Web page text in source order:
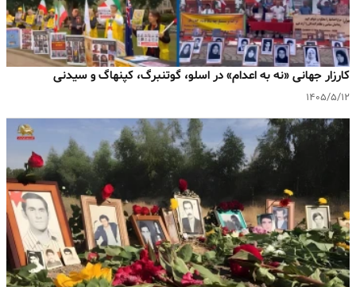
کارزار جهانی «نه به اعدام» در اسلو، گوتنبرگ، کپنهاگ و سیدنی
۱۴۰۵/۵/۱۲